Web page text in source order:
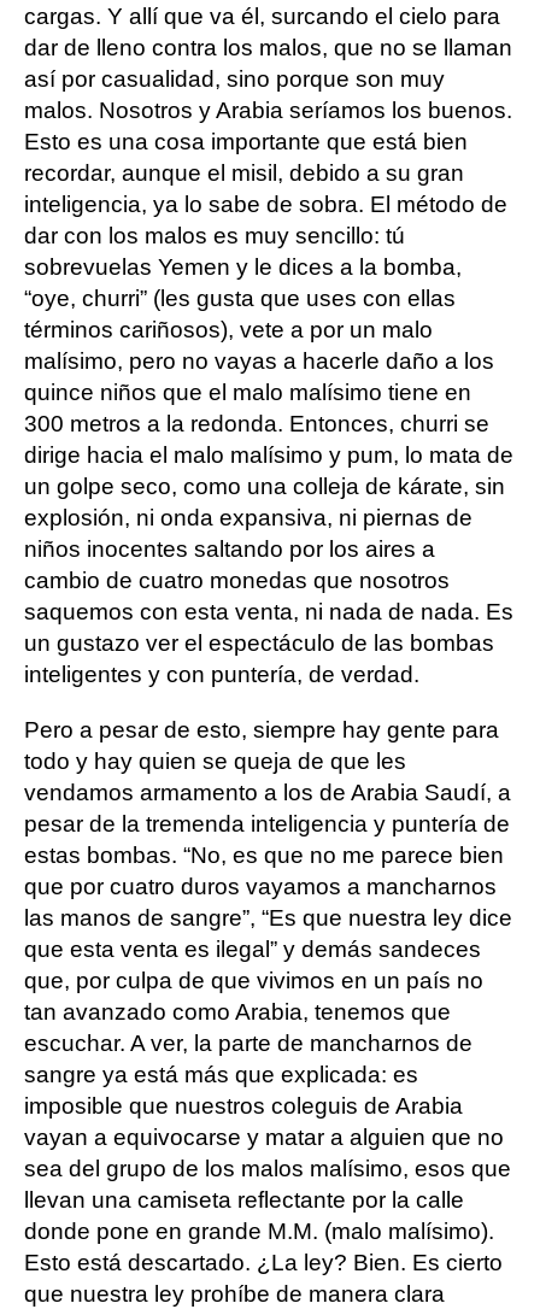
cargas. Y allí que va él, surcando el cielo para
dar de lleno contra los malos, que no se llaman
así por casualidad, sino porque son muy
malos. Nosotros y Arabia seríamos los buenos.
Esto es una cosa importante que está bien
recordar, aunque el misil, debido a su gran
inteligencia, ya lo sabe de sobra. El método de
dar con los malos es muy sencillo: tú
sobrevuelas Yemen y le dices a la bomba,
“oye, churri” (les gusta que uses con ellas
términos cariñosos), vete a por un malo
malísimo, pero no vayas a hacerle daño a los
quince niños que el malo malísimo tiene en
300 metros a la redonda. Entonces, churri se
dirige hacia el malo malísimo y pum, lo mata de
un golpe seco, como una colleja de kárate, sin
explosión, ni onda expansiva, ni piernas de
niños inocentes saltando por los aires a
cambio de cuatro monedas que nosotros
saquemos con esta venta, ni nada de nada. Es
un gustazo ver el espectáculo de las bombas
inteligentes y con puntería, de verdad.
Pero a pesar de esto, siempre hay gente para
todo y hay quien se queja de que les
vendamos armamento a los de Arabia Saudí, a
pesar de la tremenda inteligencia y puntería de
estas bombas. “No, es que no me parece bien
que por cuatro duros vayamos a mancharnos
las manos de sangre”, “Es que nuestra ley dice
que esta venta es ilegal” y demás sandeces
que, por culpa de que vivimos en un país no
tan avanzado como Arabia, tenemos que
escuchar. A ver, la parte de mancharnos de
sangre ya está más que explicada: es
imposible que nuestros coleguis de Arabia
vayan a equivocarse y matar a alguien que no
sea del grupo de los malos malísimo, esos que
llevan una camiseta reflectante por la calle
donde pone en grande M.M. (malo malísimo).
Esto está descartado. ¿La ley? Bien. Es cierto
que nuestra ley prohíbe de manera clara